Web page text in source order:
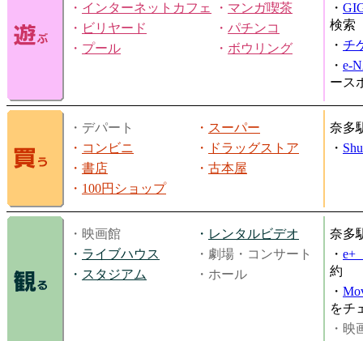
・ インターネットカフェ ・ マンガ喫茶
・ ビリヤード ・ パチンコ
・ プール ・ ボウリング
・
検索
・ チ
・ e-
ース
・デパート ・ スーパー
・ コンビニ ・
ドラッグストア
・ 書店 ・ 古本屋
・ 100円ショップ
奈多
・
・映画館 ・ レンタルビデオ
・ ライブハウス
・劇場・コンサート
・ スタジアム ・ホール
奈多
・ e+
約
・
をチ
・映